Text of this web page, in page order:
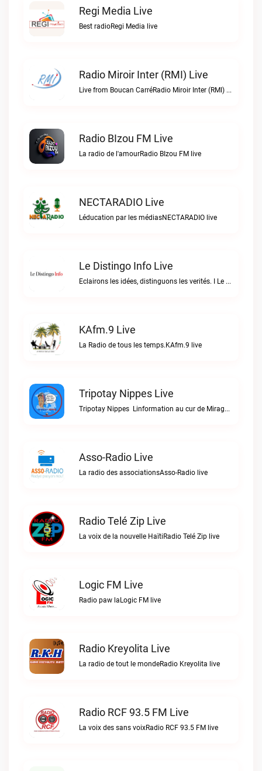
Regi Media Live
Best radioRegi Media live
Radio Miroir Inter (RMI) Live
Live from Boucan CarréRadio Miroir Inter (RMI) live
Radio BIzou FM Live
La radio de l'amourRadio BIzou FM live
NECTARADIO Live
Léducation par les médiasNECTARADIO live
Le Distingo Info Live
Eclairons les idées, distinguons les verités. I Le repère des infos sûres.Le Distingo Info live
KAfm.9 Live
La Radio de tous les temps.KAfm.9 live
Tripotay Nippes Live
Tripotay Nippes  Linformation au cur de Miragoâne et du monde.Tripotay Nippes live
Asso-Radio Live
La radio des associationsAsso-Radio live
Radio Telé Zip Live
La voix de la nouvelle HaïtiRadio Telé Zip live
Logic FM Live
Radio paw laLogic FM live
Radio Kreyolita Live
La radio de tout le mondeRadio Kreyolita live
Radio RCF 93.5 FM Live
La voix des sans voixRadio RCF 93.5 FM live